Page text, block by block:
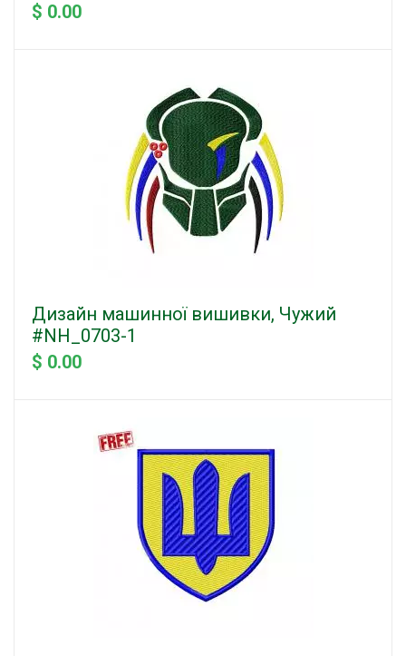
$ 0.00
Дизайн машинної вишивки, Чужий
#NH_0703-1
$ 0.00